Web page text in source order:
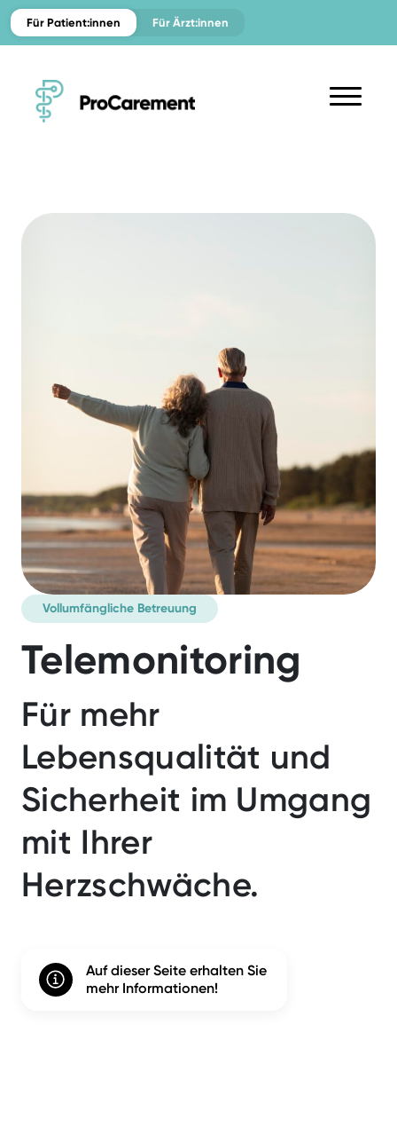
Für Patient:innen Für Ärzt:innen
Willkommen
Vollumfängliche Betreuung
Telemonitoring
Für mehr
Lebensqualität und
Sicherheit im Umgang
mit Ihrer
Herzschwäche.
Auf dieser Seite erhalten Sie
mehr Informationen!